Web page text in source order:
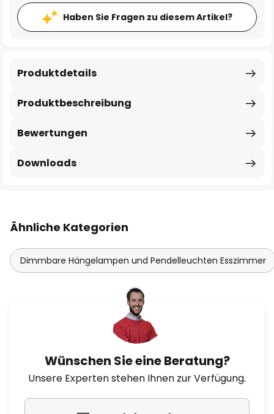
Haben Sie Fragen zu diesem Artikel?
Produktbeschreibung
Produktdetails
Bewertungen
Downloads
Ähnliche Kategorien
Dimmbare Hängelampen und Pendelleuchten Esszimmer
Wünschen Sie eine Beratung?
Unsere Experten stehen Ihnen zur Verfügung.